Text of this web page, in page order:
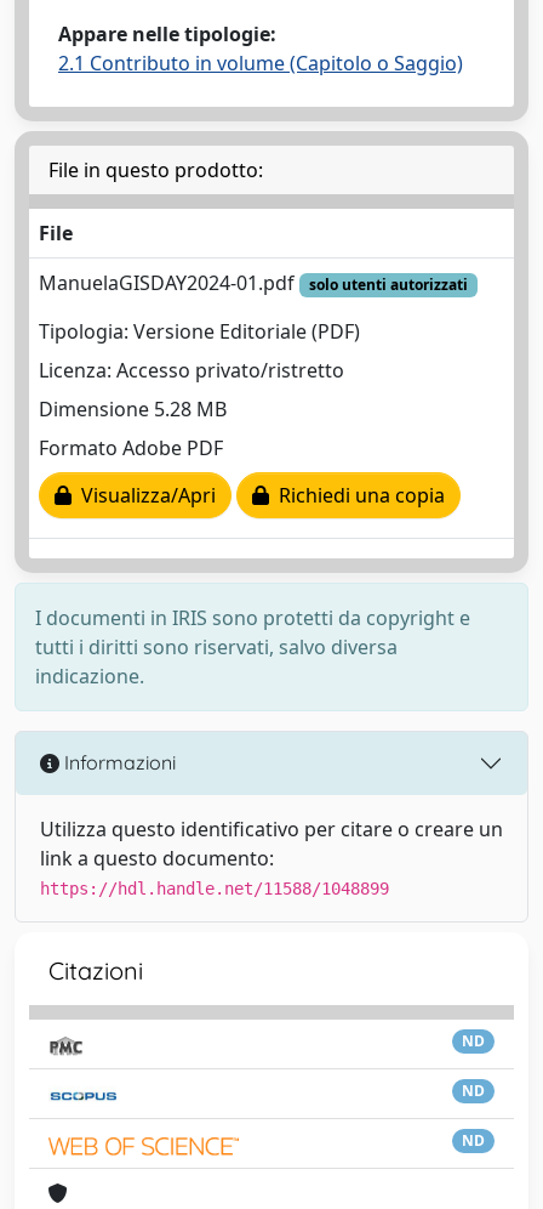
Appare nelle tipologie:
2.1 Contributo in volume (Capitolo o Saggio)
File in questo prodotto:
File
ManuelaGISDAY2024-01.pdf
solo utenti autorizzati
Tipologia: Versione Editoriale (PDF)
Licenza: Accesso privato/ristretto
Dimensione 5.28 MB
Formato Adobe PDF
Visualizza/Apri
Richiedi una copia
I documenti in IRIS sono protetti da copyright e
tutti i diritti sono riservati, salvo diversa
indicazione.
Informazioni
Utilizza questo identificativo per citare o creare un
link a questo documento:
https://hdl.handle.net/11588/1048899
Citazioni
ND
ND
ND